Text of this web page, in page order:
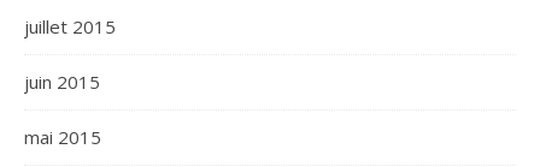
juillet 2015
juin 2015
mai 2015